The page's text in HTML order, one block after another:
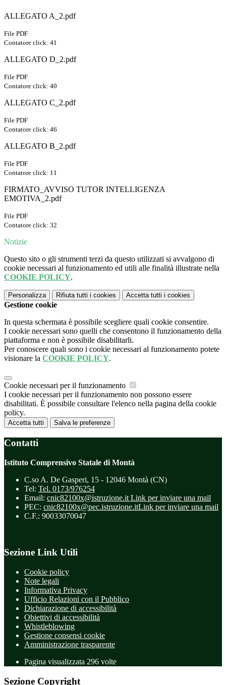
ALLEGATO A_2.pdf
File PDF
Contatore click: 41
ALLEGATO D_2.pdf
File PDF
Contatore click: 40
ALLEGATO C_2.pdf
File PDF
Contatore click: 46
ALLEGATO B_2.pdf
File PDF
Contatore click: 11
FIRMATO_AVVISO TUTOR INTELLIGENZA
EMOTIVA_2.pdf
File PDF
Contatore click: 32
Notizie
Questo sito o gli strumenti terzi da questo utilizzati si avvalgono di
cookie necessari al funzionamento ed utili alle finalità illustrate nella
COOKIE POLICY.
Personalizza Rifiuta tutti i cookies Accetta tutti i cookies
Gestione cookie
In questa schermata è possibile scegliere quali cookie consentire.
I cookie necessari sono quelli che consentono il funzionamento della
piattaforma e non è possibile disabilitarli.
Per conoscere quali sono i cookie necessari al funzionamento potete
visionare la COOKIE POLICY.
Cookie necessari per il funzionamento
I cookie necessari per il funzionamento non possono essere
disabilitati. È possibile consultare l'elenco nella pagina della cookie
policy.
Accetta tutti Salva le preferenze
Contatti
Istituto Comprensivo Statale di Montà
C.so A. De Gasperi, 15 - 12046 Montà (CN)
Tel: Tel. 0173/976254
Email: cnic82100x@istruzione.it Link per inviare una mail
PEC: cnic82100x@pec.istruzione.itLink per inviare una mail
C.F.: 90033070047
Sezione Link Utili
Cookie policy
Note legali
Informativa Privacy
Ufficio Relazioni con il Pubblico
Dichiarazione di accessibilità
Obiettivi di accessibilità
Whistleblowing
Gestione consensi cookie
Amministrazione trasparente
Pagina visualizzata 296 volte
Sezione Copyright